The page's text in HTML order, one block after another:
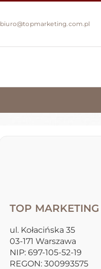
biuro@topmarketing.com.pl
TOP MARKETING
ul. Kołacińska 35
03-171 Warszawa
NIP: 697-105-52-19
REGON: 300993575